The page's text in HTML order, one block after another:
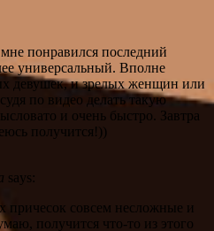
понравился последний
универсальный. Вполне
девушек, и зрелых женщин или
по видео делать такую
и очень быстро. Завтра
получится!))
says:
причесок совсем несложные и
получится что-то из этого